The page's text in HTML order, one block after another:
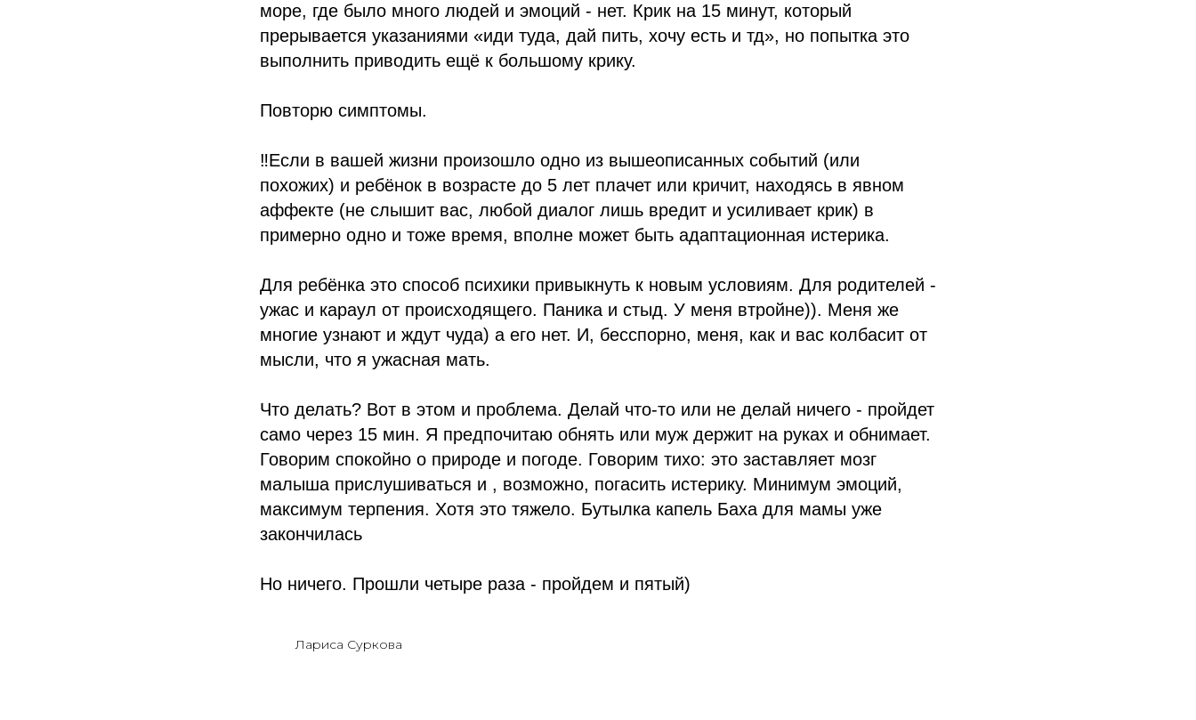
море, где было много людей и эмоций - нет. Крик на 15 минут, который
прерывается указаниями «иди туда, дай пить, хочу есть и тд», но попытка это
выполнить приводить ещё к большому крику.
Повторю симптомы.
‼️Если в вашей жизни произошло одно из вышеописанных событий (или
похожих) и ребёнок в возрасте до 5 лет плачет или кричит, находясь в явном
аффекте (не слышит вас, любой диалог лишь вредит и усиливает крик) в
примерно одно и тоже время, вполне может быть адаптационная истерика.
Для ребёнка это способ психики привыкнуть к новым условиям. Для родителей -
ужас и караул от происходящего. Паника и стыд. У меня втройне)). Меня же
многие узнают и ждут чуда) а его нет. И, бесспорно, меня, как и вас колбасит от
мысли, что я ужасная мать.
Что делать? Вот в этом и проблема. Делай что-то или не делай ничего - пройдет
само через 15 мин. Я предпочитаю обнять или муж держит на руках и обнимает.
Говорим спокойно о природе и погоде. Говорим тихо: это заставляет мозг
малыша прислушиваться и , возможно, погасить истерику. Минимум эмоций,
максимум терпения. Хотя это тяжело. Бутылка капель Баха для мамы уже
закончилась
Но ничего. Прошли четыре раза - пройдем и пятый)
Лариса Суркова